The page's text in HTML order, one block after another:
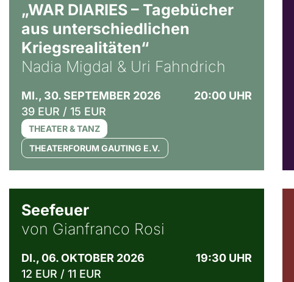
„WAR DIARIES – Tagebücher
aus unterschiedlichen
Kriegsrealitäten“
Nadia Migdal & Uri Fahndrich
MI., 30. SEPTEMBER 2026
20:00 UHR
39 EUR / 15 EUR
THEATER & TANZ
THEATERFORUM GAUTING E.V.
Seefeuer
von Gianfranco Rosi
DI., 06. OKTOBER 2026
19:30 UHR
12 EUR / 11 EUR